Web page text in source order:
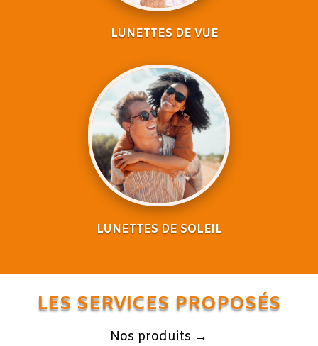
LUNETTES DE VUE
LUNETTES DE SOLEIL
LES SERVICES PROPOSÉS
Nos produits →